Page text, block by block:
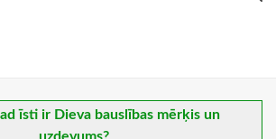
īsti ir Dieva bauslības mērķis un